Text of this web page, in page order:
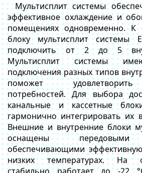
Мультисплит системы
эффективное охлаждение и
помещениях одновременно. К
блоку мультисплит системы
подключить от 2 до 5
Мультисплит системы
подключения разных типов
поможет
потребностей. Для выбора
канальные и кассетные
гармонично интегрировать их
Внешние и внутренние блоки
оснащены передовыми
обеспечивающими
низких температурах. На